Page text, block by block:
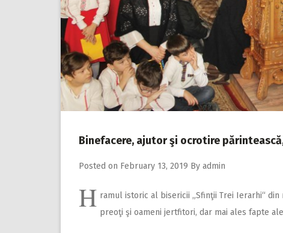
Binefacere, ajutor şi ocrotire
Posted on February 13, 2019 By admin
H ramul istoric al bisericii „Sfinţii Trei Ierarhi“
preoţi şi oameni jertfitori, dar mai ales fapte